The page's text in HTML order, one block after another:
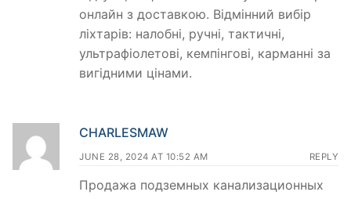
онлайн з доставкою. Відмінний вибір
ліхтарів: налобні, ручні, тактичні,
ультрафіолетові, кемпінгові, карманні за
вигідними цінами.
CHARLESMAW
JUNE 28, 2024 AT 10:52 AM REPLY
Продажа подземных канализационных